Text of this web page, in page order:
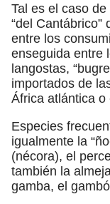
Tal es el caso
“del
entre los
enseguida entre
langostas,
importados de
África atlántica o
Especies
igualmente la
(nécora), el
también la
gamba, el